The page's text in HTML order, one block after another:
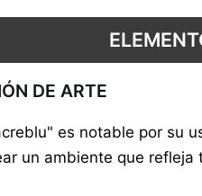
DE ARTE
es notable por su
un ambiente que